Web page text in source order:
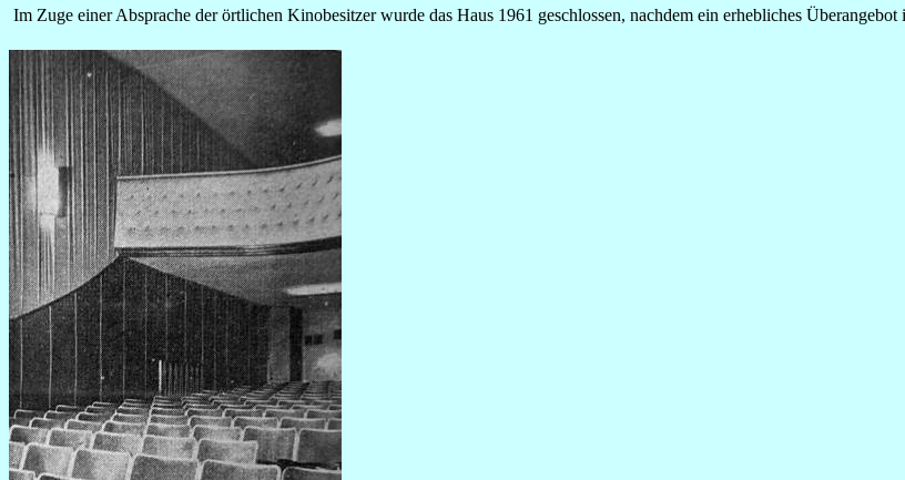
Im Zuge einer Absprache der örtlichen Kinobesitzer wurde das Haus 1961 geschlossen, nachdem ein erhebliches